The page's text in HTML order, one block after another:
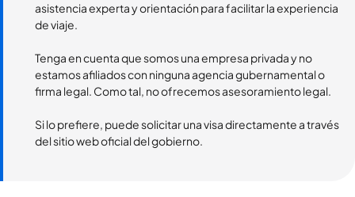
asistencia experta y orientación para facilitar la experiencia
de viaje.
Tenga en cuenta que somos una empresa privada y no
estamos afiliados con ninguna agencia gubernamental o
firma legal. Como tal, no ofrecemos asesoramiento legal.
Si lo prefiere, puede solicitar una visa directamente a través
del sitio web oficial del gobierno.